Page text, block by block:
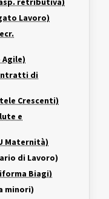
Lavoro)
Agile)
di
Crescenti)
e
Maternità)
di Lavoro)
Biagi)
minori)